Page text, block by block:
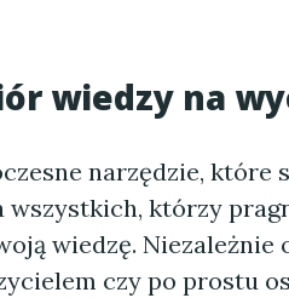
wiedzy na
narzędzie, które
którzy
wiedzę. Niezależnie
czy po prostu